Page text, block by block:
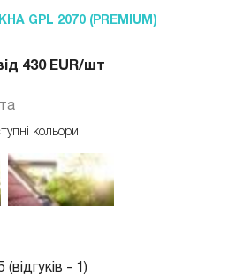
GPL 2070 (PREMIUM)
430 EUR/шт
кольори:
(відгуків - 1)